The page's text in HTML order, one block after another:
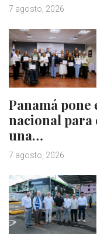
7 agosto, 2026
Panamá
nacional para
una…
7 agosto, 2026